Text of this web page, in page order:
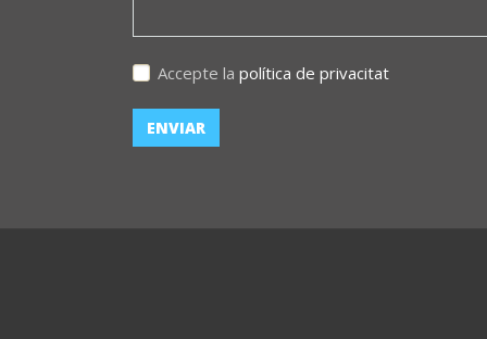
Accepte la política de privacitat